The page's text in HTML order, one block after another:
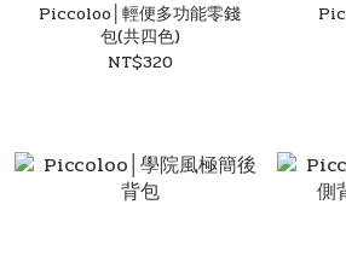
Piccoloo│輕便多功能零錢
包(共四色)
NT$320